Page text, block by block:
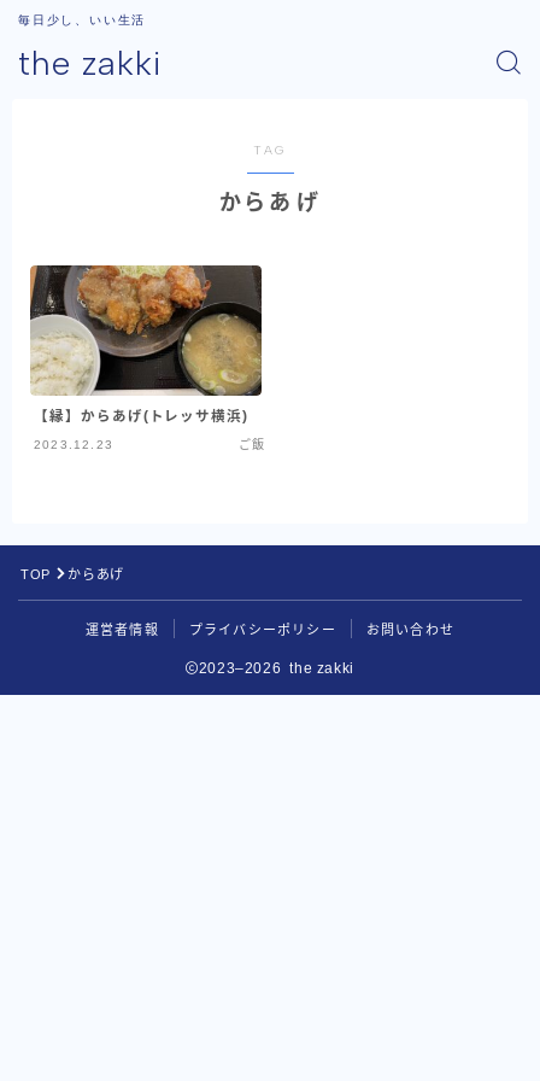
the zakki
毎日少し、いい生活
TAG
からあげ
【縁】からあげ(トレッサ横浜)
2023.12.23 ご飯
TOP からあげ
運営者情報 プライバシーポリシー お問い合わせ
2023–2026 the zakki